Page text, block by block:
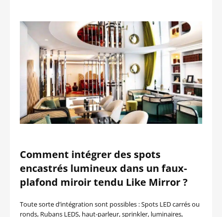
Comment intégrer des spots
encastrés lumineux dans un faux-
plafond miroir tendu Like Mirror ?
Toute sorte d’intégration sont possibles : Spots LED carrés ou
ronds, Rubans LEDS, haut-parleur, sprinkler, luminaires,